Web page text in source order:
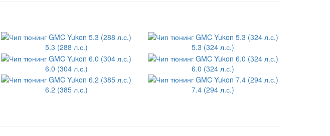
5.3 (288 л.с.) 5.3 (324 л.с.)
6.0 (304 л.с.) 6.0 (324 л.с.)
6.2 (385 л.с.) 7.4 (294 л.с.)